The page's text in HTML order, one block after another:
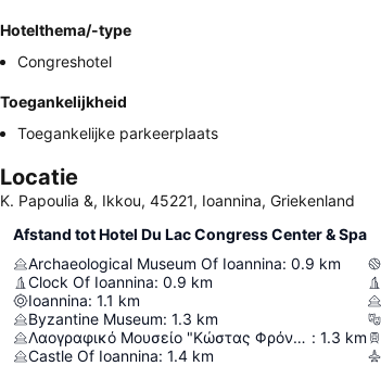
Hotelthema/-type
Congreshotel
Toegankelijkheid
Toegankelijke parkeerplaats
Locatie
K. Papoulia &, Ikkou, 45221, Ioannina, Griekenland
Afstand tot Hotel Du Lac Congress Center & Spa
Archaeological Museum Of Ioannina: 0.9 km
Clock Of Ioannina: 0.9 km
Ioannina: 1.1 km
Byzantine Museum: 1.3 km
Λαογραφικό Μουσείο "Κώστας Φρόντζος" : 1.3 km
Castle Of Ioannina: 1.4 km